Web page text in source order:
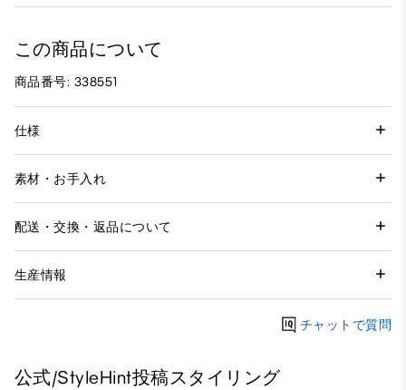
この商品について
商品番号: 338551
仕様
素材・お手入れ
配送・交換・返品について
生産情報
チャットで質問
公式/StyleHint投稿スタイリング